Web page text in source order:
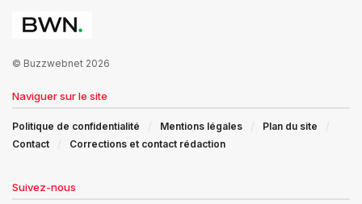
© Buzzwebnet 2026
Naviguer sur le site
Politique de confidentialité Mentions légales
Plan du site
Contact
Corrections et contact rédaction
Suivez-nous